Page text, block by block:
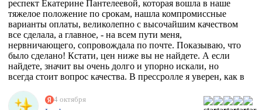
респект Екатерине Пантелеевой, которая вошла в наше
тяжелое положение по срокам, нашла компромиссные
варианты оплаты, великолепно с высочайшим качеством
все сделала, а главное, - на всем пути меня,
нервничающего, сопровождала по почте. Показываю, что
было сделано! Кстати, цен ниже вы не найдете. А если
найдете, значит вы очень долго и упорно искали, но
всегда стоит вопрос качества. В прессролле я уверен, как в
4 октября